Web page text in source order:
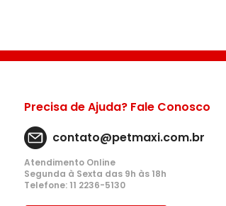
Precisa de Ajuda? Fale Conosco
contato@petmaxi.com.br
Atendimento Online
Segunda à Sexta das 9h às 18h
Telefone: 11 2236-5130